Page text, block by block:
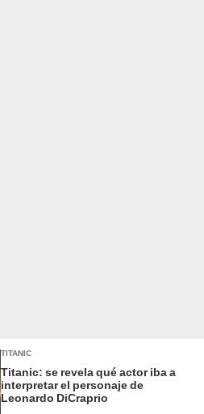
TITANIC
Titanic: se revela qué actor iba a
interpretar el personaje de
Leonardo DiCraprio